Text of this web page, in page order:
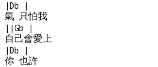
|Db
|
氣 只怕我
| |Gb
|
自己會愛上
|Db
|
你 也許